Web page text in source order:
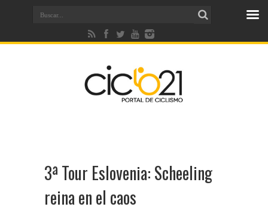
3ª Tour Eslovenia: Scheeling
reina en el caos